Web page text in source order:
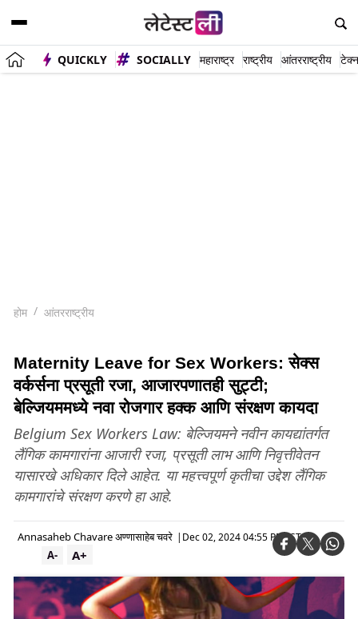
QUICKLY SOCIALLY महाराष्ट्र राष्ट्रीय आंतरराष्ट्रीय
होम आंतरराष्ट्रीय
Maternity Leave for Sex Workers: सेक्स
वर्कर्सना प्रसूती रजा, आजारपणातही सुट्टी;
बेल्जियममध्ये नवा रोजगार हक्क आणि संरक्षण कायदा
Belgium Sex Workers Law: बेल्जियमने नवीन कायद्यांतर्गत
लैंगिक कामगारांना आजारी रजा, प्रसूती लाभ आणि निवृत्तीवेतन
यासारखे अधिकार दिले आहेत. या महत्त्वपूर्ण कृतीचा उद्देश लैंगिक
कामगारांचे संरक्षण करणे हा आहे.
Annasaheb Chavare अण्णासाहेब चवरे | Dec 02, 2024 04:55 PM IST
A+
A-